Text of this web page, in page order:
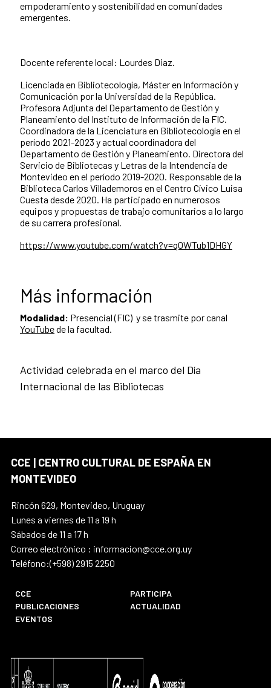
empoderamiento y sostenibilidad en comunidades
emergentes.
Docente referente local: Lourdes Diaz.
Licenciada en Bibliotecología, Máster en Información y
Comunicación por la Universidad de la República.
Profesora Adjunta del Departamento de Gestión y
Planeamiento del Instituto de Información de la FIC.
Coordinadora de la Licenciatura en Bibliotecología en el
período 2021-2023 y actual coordinadora del
Departamento de Gestión y Planeamiento. Directora del
Servicio de Bibliotecas y Letras de la Intendencia de
Montevideo en el período 2019-2020. Responsable de la
Biblioteca Carlos Villademoros en el Centro Cívico Luisa
Cuesta desde 2020. Ha participado en numerosos
equipos y propuestas de trabajo comunitarios a lo largo
de su carrera profesional.
https://www.youtube.com/watch?v=q0WTub1DHGY
Más información
Modalidad: Presencial (FIC) y se trasmite por canal
YouTubede la facultad.
Actividad celebrada en el marco del Día
Internacional de las Bibliotecas
CCE | CENTRO CULTURAL DE ESPAÑA EN
MONTEVIDEO
Rincón 629, Montevideo, Uruguay
Lunes a viernes de 11 a 19 h
Sábados de 11 a 17 h
Correo electrónico : informacion@cce.org.uy
Teléfono:(+598) 2915 2250
CCE
PARTICIPA
PUBLICACIONES
ACTUALIDAD
EVENTOS